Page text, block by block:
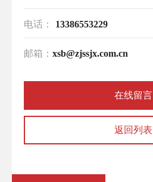
电话： 13386553229
邮箱： xsb@zjssjx.com.cn
在线留言
返回列表